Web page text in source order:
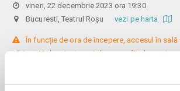
vineri, 22 decembrie 2023 ora 19:30
Bucuresti, Teatrul Roșu vezi pe harta
În funcție de ora de începere, accesul în
oră / cu 40 de minute mai devreme, fiind permis
înainte de spectacol. Așezarea se realizează la